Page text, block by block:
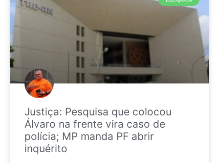
Justiça: Pesquisa que colocou
Álvaro na frente vira caso de
polícia; MP manda PF abrir
inquérito